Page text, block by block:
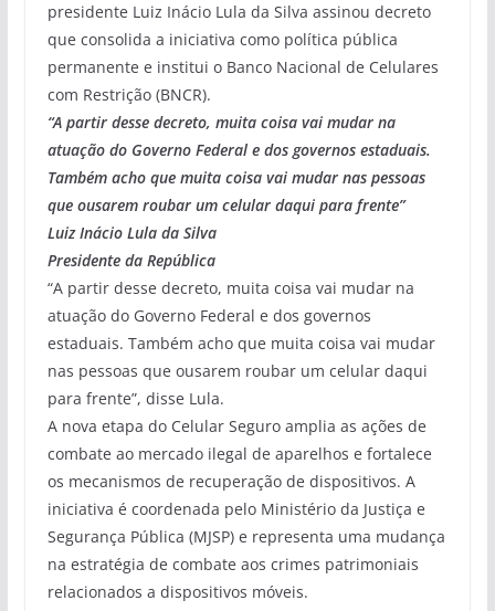
presidente Luiz Inácio Lula da Silva assinou decreto
que consolida a iniciativa como política pública
permanente e institui o Banco Nacional de Celulares
com Restrição (BNCR).
“A partir desse decreto, muita coisa vai mudar na
atuação do Governo Federal e dos governos estaduais.
Também acho que muita coisa vai mudar nas pessoas
que ousarem roubar um celular daqui para frente”
Luiz Inácio Lula da Silva
Presidente da República
“A partir desse decreto, muita coisa vai mudar na
atuação do Governo Federal e dos governos
estaduais. Também acho que muita coisa vai mudar
nas pessoas que ousarem roubar um celular daqui
para frente”, disse Lula.
A nova etapa do Celular Seguro amplia as ações de
combate ao mercado ilegal de aparelhos e fortalece
os mecanismos de recuperação de dispositivos. A
iniciativa é coordenada pelo Ministério da Justiça e
Segurança Pública (MJSP) e representa uma mudança
na estratégia de combate aos crimes patrimoniais
relacionados a dispositivos móveis.